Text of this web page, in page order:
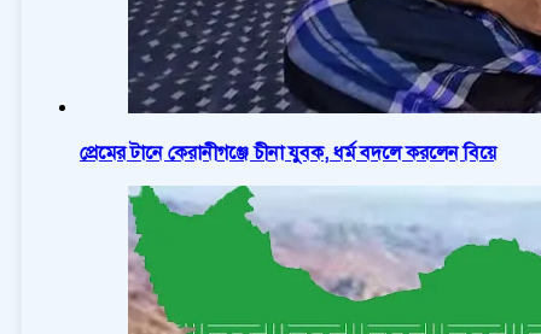
প্রেমের টানে কেরানীগঞ্জে চীনা যুবক, ধর্ম বদলে করলেন বিয়ে